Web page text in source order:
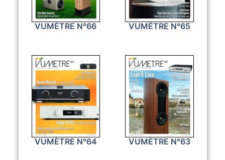
VUMÈTRE N°66 VUMÈTRE N°65
VUMÈTRE N°64 VUMÈTRE N°63